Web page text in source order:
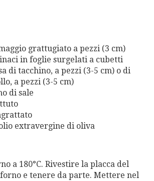
grattugiato a pezzi (3 cm)
in foglie surgelati a cubetti
di tacchino, a pezzi (3-5 cm) o di
a pezzi (3-5 cm)
di sale
extravergine di oliva
a 180°C. Rivestire la placca del
e tenere da parte. Mettere nel